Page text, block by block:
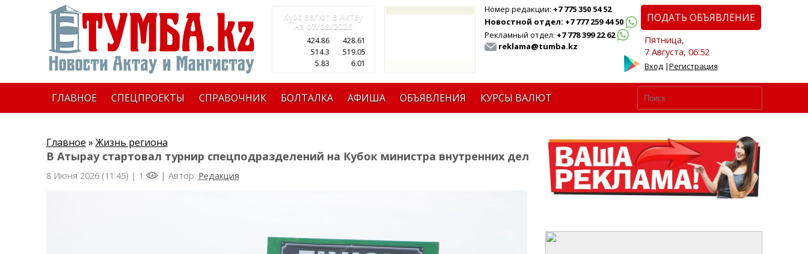
Курс валют в Актау
на 07/08/2026
424.86
428.61
514.3
519.05
5.83
6.01
Номер редакции: +7 775 350 54 52
Новостной отдел: +7 777 259 44 50
Рекламный отдел: +7 778 399 22 62
reklama@tumba.kz
ПОДАТЬ ОБЪЯВЛЕНИЕ
Пятница,
7 Августа, 06:52
Вход|Регистрация
ГЛАВНОЕ СПЕЦПРОЕКТЫ СПРАВОЧНИК БОЛТАЛКА АФИША ОБЪЯВЛЕНИЯ КУРСЫ ВАЛЮТ
Главное » Жизнь региона
В Атырау стартовал турнир спецподразделений на Кубок министра внутренних дел
8 Июня 2026 (11:45) | 1 | Автор: Редакция